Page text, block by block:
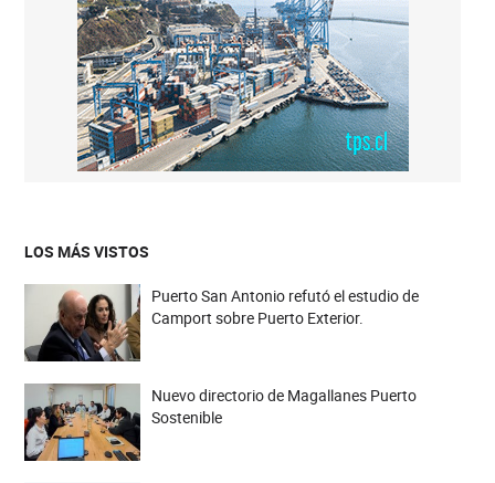
LOS MÁS VISTOS
Puerto San Antonio refutó el estudio de
Camport sobre Puerto Exterior.
Nuevo directorio de Magallanes Puerto
Sostenible